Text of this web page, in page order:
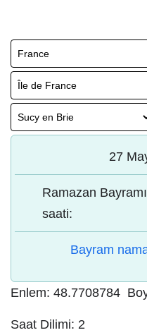
27
Ramazan
saati:
Bayram
Enlem: 48.7708784
Saat Dilimi: 2